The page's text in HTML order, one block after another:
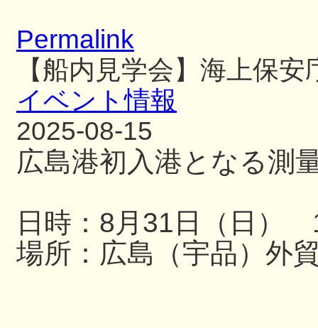
Permalink
【船内見学会】海上保
イベント情報
2025-08-15
広島港初入港となる測
日時：8月31日（日）
場所：広島（宇品）外